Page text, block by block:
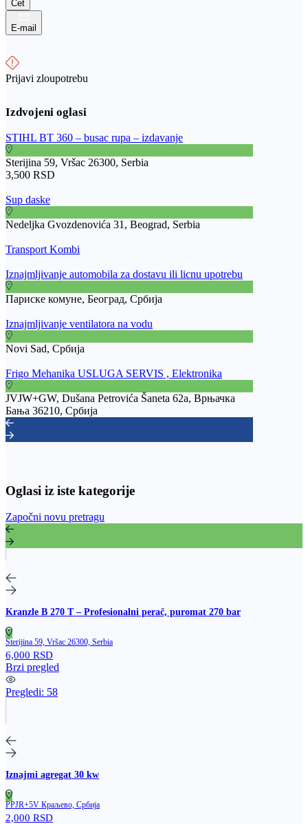
Čet
E-mail
Prijavi zloupotrebu
STIHL BT 360 – busac rupa – izdavanje
Sterijina 59, Vršac 26300, Serbia
3,500 RSD
Sup daske
Nedeljka Gvozdenovića 31, Beograd, Serbia
Transport Kombi
Iznajmljivanje automobila za dostavu ili licnu upotrebu
Париске комуне, Београд, Србија
Iznajmljivanje ventilatora na vodu
Novi Sad, Србија
Frigo Mehanika USLUGA SERVIS , Elektronika
JVJW+GW, Dušana Petrovića Šaneta 62a, Врњачка
Бања 36210, Србија
Oglasi iz iste kategorije
Započni novu pretragu
Kranzle B 270 T – Profesionalni perač, puromat 270 bar
Sterijina 59, Vršac 26300, Serbia
6,000 RSD
Brzi pregled
Pregledi: 58
Iznajmi agregat 30 kw
PPJR+5V Краљево, Србија
2,000 RSD